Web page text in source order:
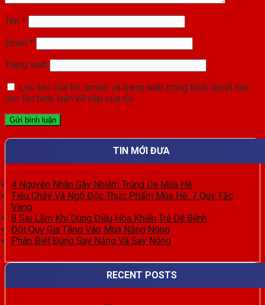
Tên *
Email *
Trang web
Lưu tên của tôi, email, và trang web trong trình duyệt này
cho lần bình luận kế tiếp của tôi.
TIN MỚI ĐƯA
4 Nguyên Nhân Gây Nhiễm Trùng Da Mùa Hè
Tiêu Chảy Và Ngộ Độc Thực Phẩm Mùa Hè: 7 Quy Tắc
Vàng
8 Sai Lầm Khi Dùng Điều Hòa Khiến Trẻ Dễ Bệnh
Đột Quỵ Gia Tăng Vào Mùa Nắng Nóng
Phân Biệt Đúng Say Nắng Và Say Nóng
RECENT POSTS